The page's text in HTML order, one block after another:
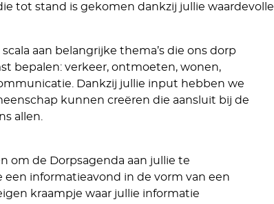
tot stand is gekomen dankzij jullie waardevolle
aan belangrijke thema’s die ons dorp
bepalen: verkeer, ontmoeten, wonen,
Dankzij jullie input hebben we
kunnen creëren die aansluit bij de
allen.
om de Dorpsagenda aan jullie te
een informatieavond in de vorm van een
kraampje waar jullie informatie